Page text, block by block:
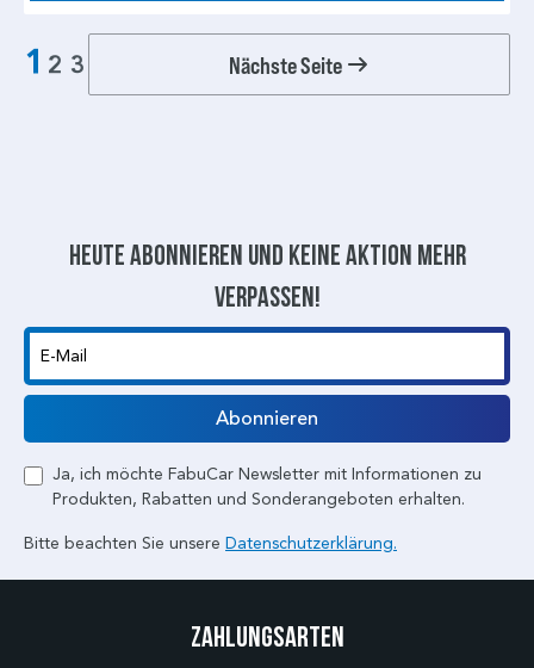
1 2 3 Nächste Seite
Heute abonnieren und keine aktion mehr
verpassen!
E-Mail
Abonnieren
Ja, ich möchte FabuCar Newsletter mit Informationen zu
Produkten, Rabatten und Sonderangeboten erhalten.
Bitte beachten Sie unsere Datenschutzerklärung.
Zahlungsarten